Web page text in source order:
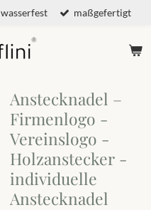
wasserfest maßgefertigt
Anstecknadel –
Firmenlogo -
Vereinslogo -
Holzanstecker -
individuelle
Anstecknadel